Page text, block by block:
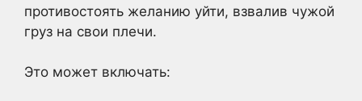
противостоять желанию уйти, взвалив чужой
груз на свои плечи.
Это может включать: